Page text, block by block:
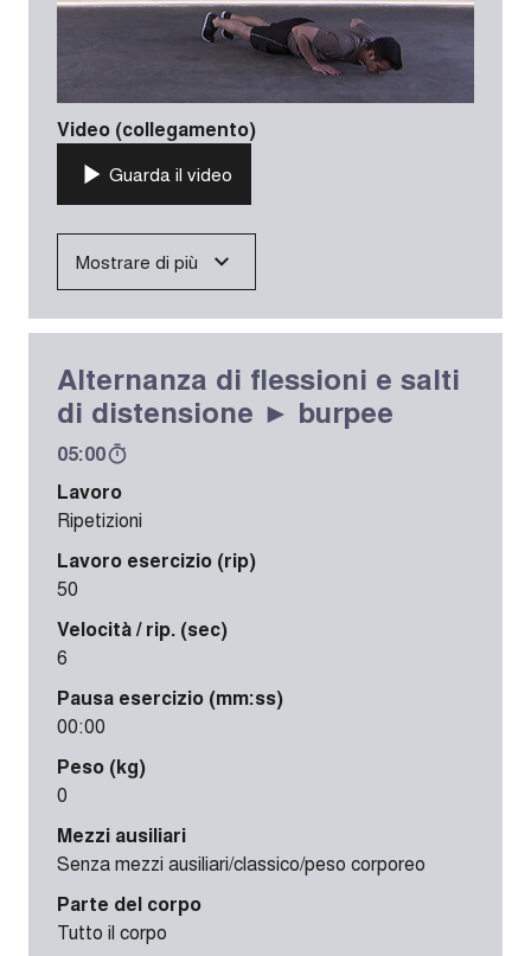
Video (collegamento)
Guarda il video
Mostrare di più
Alternanza di flessioni e salti
di distensione ► burpee
05:00
Lavoro
Ripetizioni
Lavoro esercizio (rip)
50
Velocità / rip. (sec)
6
Pausa esercizio (mm:ss)
00:00
Peso (kg)
0
Mezzi ausiliari
Senza mezzi ausiliari/classico/peso corporeo
Parte del corpo
Tutto il corpo